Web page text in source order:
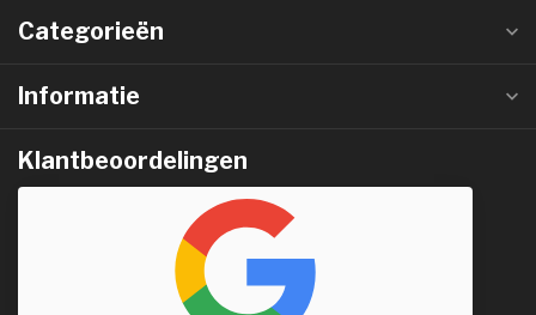
Categorieën
Informatie
Klantbeoordelingen